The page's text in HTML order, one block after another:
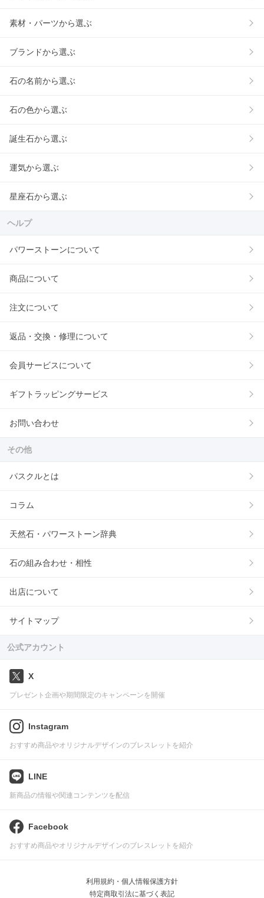
素材・パーツから選ぶ
ブランドから選ぶ
石の名前から選ぶ
石の色から選ぶ
誕生石から選ぶ
運気から選ぶ
星座石から選ぶ
ヘルプ
パワーストーンについて
商品について
注文について
返品・交換・修理について
会員サービスについて
ギフトラッピングサービス
お問い合わせ
その他
パスクルとは
コラム
天然石・パワーストーン辞典
石の組み合わせ・相性
出店について
サイトマップ
公式アカウント
X
プレゼント企画や期間限定のキャンペーンを開催
Instagram
おすすめ商品やオリジナルデザインのブレスレットを紹介
LINE
新商品の情報や関連コンテンツを配信
Facebook
おすすめ商品やオリジナルデザインのブレスレットを紹介
利用規約・個人情報保護方針
特定商取引法に基づく表記